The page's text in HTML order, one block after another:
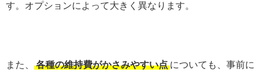
す。オプションによって大きく異なります。
また、 各種の維持費がかさみやすい点 についても、事前に